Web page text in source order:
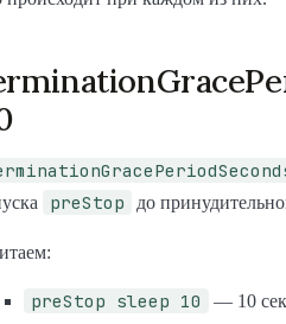
preStop до
preStop sleep 10
— 10